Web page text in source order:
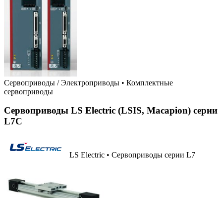
Сервоприводы / Электроприводы • Комплектные
сервоприводы
Сервоприводы LS Electric (LSIS, Macapion) серии
L7C
LS Electric • Сервоприводы серии L7